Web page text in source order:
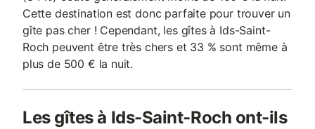
Cette destination est donc parfaite pour trouver un
gîte pas cher ! Cependant, les gîtes à Ids-Saint-
Roch peuvent être très chers et 33 % sont même à
plus de 500 € la nuit.
Les gîtes à Ids-Saint-Roch ont-ils